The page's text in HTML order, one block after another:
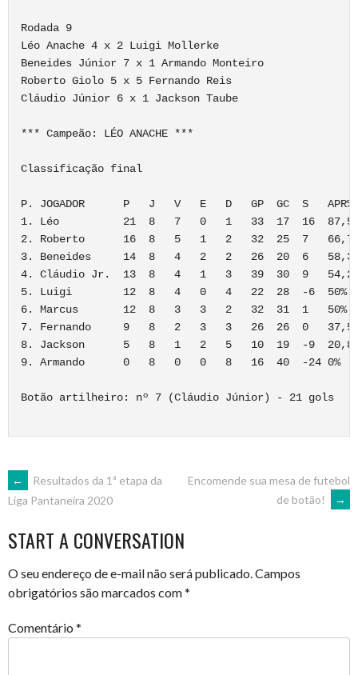
Rodada 9
Léo Anache 4 x 2 Luigi Mollerke
Beneides Júnior 7 x 1 Armando Monteiro
Roberto Giolo 5 x 5 Fernando Reis
Cláudio Júnior 6 x 1 Jackson Taube
*** Campeão: LÉO ANACHE ***
Classificação final
P. JOGADOR      P   J   V   E   D   GP  GC  S   APR%
1. Léo          21  8   7   0   1   33  17  16
2. Roberto      16  8   5   1   2   32  25  7
3. Beneides     14  8   4   2   2   26  20  6
4. Cláudio Jr.  13  8   4   1   3   39  30  9
5. Luigi        12  8   4   0   4   22  28  -6  50%
6. Marcus       12  8   3   3   2   32  31  1   50%
7. Fernando     9   8   2   3   3   26  26  0
8. Jackson      5   8   1   2   5   10  19  -9
9. Armando      0   8   0   0   8   16  40  -24 0%
Botão artilheiro: nº 7 (Cláudio Júnior) - 21 gols
POST
NAVIGATION
←
Resultados da 1ª etapa da
Liga Pantaneira 2020
Encomende sua mesa de futebol
de botão!
→
START A CONVERSATION
O seu endereço de e-mail não será publicado.Campos
obrigatórios são marcados com*
Comentário *